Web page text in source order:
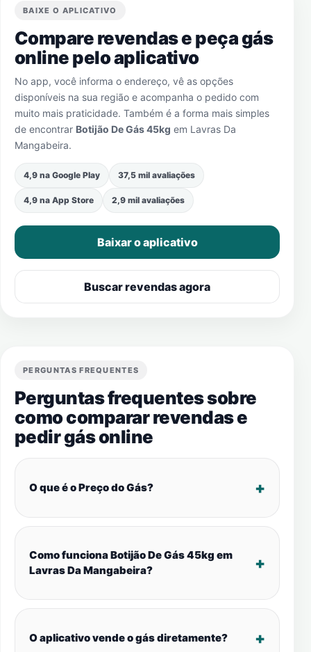
BAIXE O APLICATIVO
Compare revendas e peça gás
online pelo aplicativo
No app, você informa o endereço, vê as opções
disponíveis na sua região e acompanha o pedido com
muito mais praticidade. Também é a forma mais simples
de encontrar Botijão De Gás 45kg em Lavras Da
Mangabeira.
4,9 na Google Play 37,5 mil avaliações
4,9 na App Store 2,9 mil avaliações
Baixar o aplicativo
Buscar revendas agora
PERGUNTAS FREQUENTES
Perguntas frequentes sobre
como comparar revendas e
pedir gás online
O que é o Preço do Gás?
Como funciona Botijão De Gás 45kg em
Lavras Da Mangabeira?
O aplicativo vende o gás diretamente?